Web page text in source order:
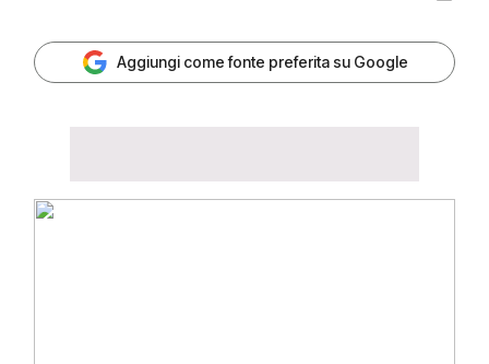
Aggiungi come fonte preferita su Google